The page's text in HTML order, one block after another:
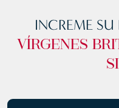
INCREME SU
VÍRGENES